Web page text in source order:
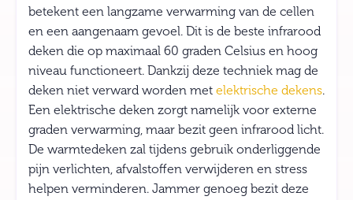
betekent een langzame verwarming van de cellen
en een aangenaam gevoel. Dit is de beste infrarood
deken die op maximaal 60 graden Celsius en hoog
niveau functioneert. Dankzij deze techniek mag de
deken niet verward worden met elektrische dekens.
Een elektrische deken zorgt namelijk voor externe
graden verwarming, maar bezit geen infrarood licht.
De warmtedeken zal tijdens gebruik onderliggende
pijn verlichten, afvalstoffen verwijderen en stress
helpen verminderen. Jammer genoeg bezit deze